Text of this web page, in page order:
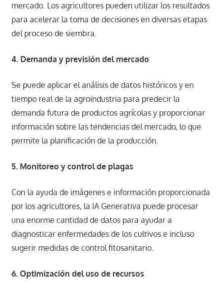
mercado. Los agricultores pueden utilizar los resultados
para acelerar la toma de decisiones en diversas etapas
del proceso de siembra.
4. Demanda y previsión del mercado
Se puede aplicar el análisis de datos históricos y en
tiempo real de la agroindustria para predecir la
demanda futura de productos agrícolas y proporcionar
información sobre las tendencias del mercado, lo que
permite la planificación de la producción.
5. Monitoreo y control de plagas
Con la ayuda de imágenes e información proporcionada
por los agricultores, la IA Generativa puede procesar
una enorme cantidad de datos para ayudar a
diagnosticar enfermedades de los cultivos e incluso
sugerir medidas de control fitosanitario.
6. Optimización del uso de recursos